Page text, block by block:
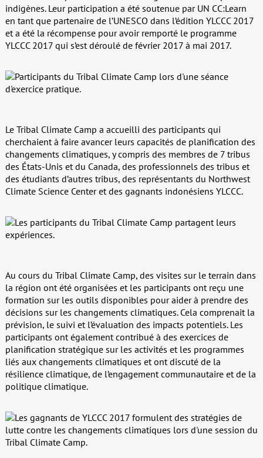
indigènes. Leur participation a été soutenue par UN CC:Learn
en tant que partenaire de l’UNESCO dans l’édition YLCCC 2017
et a été la récompense pour avoir remporté le programme
YLCCC 2017 qui s’est déroulé de février 2017 à mai 2017.
Le Tribal Climate Camp a accueilli des participants qui
cherchaient à faire avancer leurs capacités de planification des
changements climatiques, y compris des membres de 7 tribus
des États-Unis et du Canada, des professionnels des tribus et
des étudiants d’autres tribus, des représentants du Northwest
Climate Science Center et des gagnants indonésiens YLCCC.
Au cours du Tribal Climate Camp, des visites sur le terrain dans
la région ont été organisées et les participants ont reçu une
formation sur les outils disponibles pour aider à prendre des
décisions sur les changements climatiques. Cela comprenait la
prévision, le suivi et l’évaluation des impacts potentiels. Les
participants ont également contribué à des exercices de
planification stratégique sur les activités et les programmes
liés aux changements climatiques et ont discuté de la
résilience climatique, de l’engagement communautaire et de la
politique climatique.